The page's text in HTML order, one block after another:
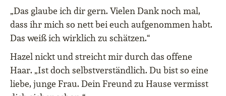
„Das glaube ich dir gern. Vielen Dank noch mal,
dass ihr mich so nett bei euch aufgenommen habt.
Das weiß ich wirklich zu schätzen.“
Hazel nickt und streicht mir durch das offene
Haar. „Ist doch selbstverständlich. Du bist so eine
liebe, junge Frau. Dein Freund zu Hause vermisst